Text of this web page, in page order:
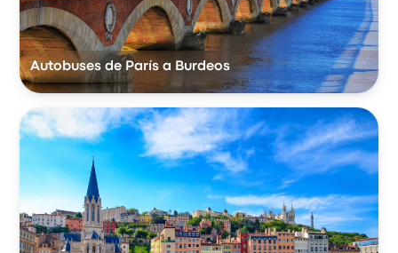
Autobuses de París a Burdeos